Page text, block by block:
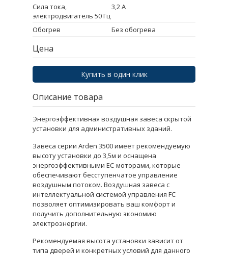
Сила тока,
электродвигатель 50 Гц
3,2 A
Обогрев Без обогрева
Цена
Купить в один клик
Описание товара
Энергоэффективная воздушная завеса скрытой
установки для административных зданий.
Завеса серии Arden 3500 имеет рекомендуемую
высоту установки до 3,5м и оснащена
энергоэффективными ЕС-моторами, которые
обеспечивают бесступенчатое управление
воздушным потоком. Воздушная завеса с
интеллектуальной системой управления FC
позволяет оптимизировать ваш комфорт и
получить дополнительную экономию
электроэнергии.
Рекомендуемая высота установки зависит от
типа дверей и конкретных условий для данного